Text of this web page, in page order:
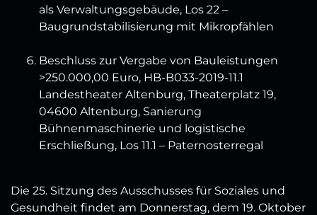
als Verwaltungsgebäude, Los 22 –
Baugrundstabilisierung mit Mikropfählen
Beschluss zur Vergabe von Bauleistungen
>250.000,00 Euro, HB-B033-2019-11.1
Landestheater Altenburg, Theaterplatz 19,
04600 Altenburg, Sanierung
Bühnenmaschinerie und logistische
Erschließung, Los 11.1 – Paternosterregal
Die 25. Sitzung des Ausschusses für Soziales und
Gesundheit findet am Donnerstag, dem 19. Oktober